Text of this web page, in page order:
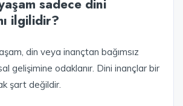
sadece dini
ilgilidir?
din veya inançtan bağımsız
gelişimine odaklanır. Dini inançlar bir
şart değildir.